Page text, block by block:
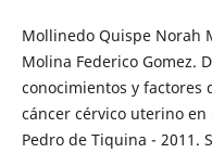
Mollinedo Quispe Norah
Molina Federico Gomez.
conocimientos y factores
cáncer cérvico uterino
Pedro de Tiquina - 2011.